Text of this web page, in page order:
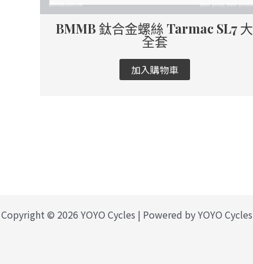
BMMB 鈦合金螺絲 Tarmac SL7 大
全套
加入購物車
Copyright © 2026 YOYO Cycles | Powered by YOYO Cycles